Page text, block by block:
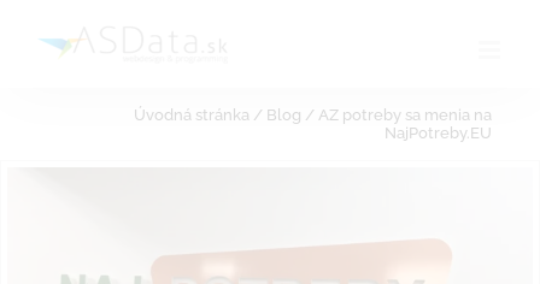
Úvodná stránka / Blog / AZ potreby sa menia na
NajPotreby.EU